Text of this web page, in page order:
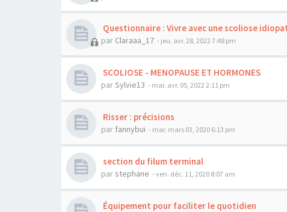
Questionnaire : Vivre avec une scoliose
par Claraaa_17 - jeu. avr. 28, 2022 7:48 pm
SCOLIOSE - MENOPAUSE ET HORMONES
parSylvie13 - mar. avr. 05, 2022 2:11 pm
Risser : précisions
par fannybui - mar. mars 03, 2020 6:13 pm
section du filum terminal
par stephane - ven. déc. 11, 2020 8:07 am
Équipement pour faciliter le quotidien